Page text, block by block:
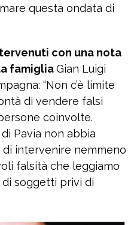
questa ondata di
con una nota
famigliaGian Luigi
“Non c’è limite
di vendere falsi
coinvolte.
Pavia non abbia
intervenire nemmeno
falsità che leggiamo
di soggetti privi di